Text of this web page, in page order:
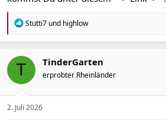
R
a
t
e
n
Stutti7 und highlow
T TinderGarten
erprobter Rheinländer
2. Juli 2026